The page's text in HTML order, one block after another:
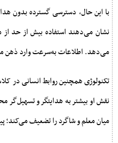
با این حال، دسترسی گسترده بدون
نشان می‌دهند استفاده بیش از حد از
می‌دهد. اطلاعات به‌سرعت وارد ذهن
تکنولوژی همچنین روابط انسانی در
نقش او بیشتر به هدایتگر و تسهیل‌گر
میان معلم و شاگرد را تضعیف